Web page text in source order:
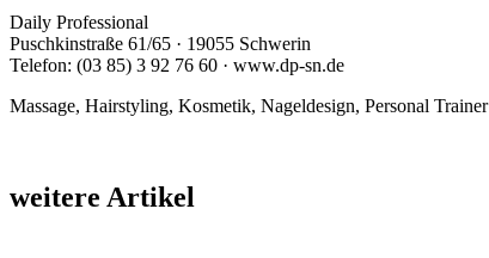
Daily Professional
Puschkinstraße 61/65 · 19055 Schwerin
Telefon: (03 85) 3 92 76 60 · www.dp-sn.de
Massage, Hairstyling, Kosmetik, Nageldesign, Personal Trainer
weitere Artikel